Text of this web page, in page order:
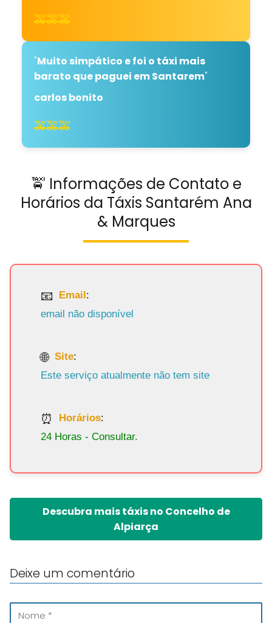
🚕🚕🚕
"Muito simpático e foi o táxi mais
barato que paguei em Santarem"
carlos bonito
🚕🚕🚕
🚖 Informações de Contato e
Horários da Táxis Santarém Ana
& Marques
Email:
email não disponível
Site:
Este serviço atualmente não tem site
Horários:
24 Horas - Consultar.
Descubra mais táxis no Concelho de
Alpiarça
Deixe um comentário